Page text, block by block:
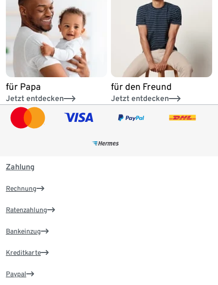
für Papa
Jetzt entdecken
für den Freund
Jetzt entdecken
Zahlung
Rechnung
Ratenzahlung
Bankeinzug
Kreditkarte
Paypal